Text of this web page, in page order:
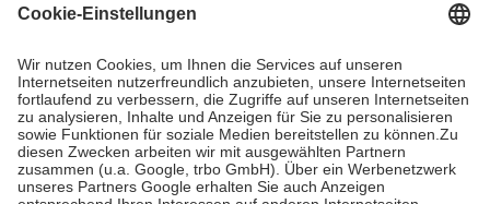
Grundsätzlich leisten Mitglieder Zuzahlungen in Höhe von zehn
höchstens zehn Euro.
Es sind jedoch nie mehr als die tatsächlichen
Kosten der Leistung zu entrichten.
Diese Regeln gelten grundsätzlich auch für Online-Apotheken.
Bei Heilmitteln und häuslicher Krankenpflege beträgt die
Zuzahlung zehn Prozent der Kosten sowie zehn Euro je
Verordnung.
Um das Engagement der Versicherten für ihre eigene Gesundheit zu